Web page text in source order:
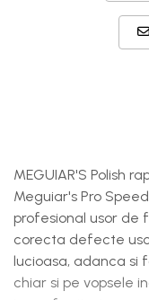
MEGUIAR'S Polish
Meguiar's Pro
profesional usor de
corecta defecte
lucioasa, adanca si
chiar si pe vopsele